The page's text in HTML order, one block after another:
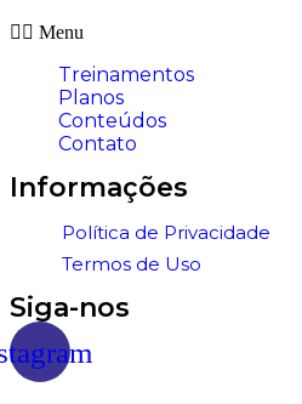
Menu
Treinamentos
Planos
Conteúdos
Contato
Informações
Política de Privacidade
Termos de Uso
Siga-nos ​